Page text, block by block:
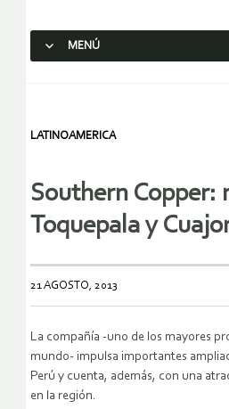
MENÚ
LATINOAMERICA
Southern Copper:
Toquepala y
21 AGOSTO, 2013
La compañía -uno de los mayores
mundo- impulsa importantes
Perú y cuenta, además, con una
en la región.